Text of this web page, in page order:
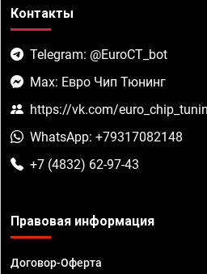
Контакты
Telegram: @EuroCT_bot
Max: Евро Чип Тюнинг
https://vk.com/
WhatsApp: +79317082148
+7 (4832) 62-97-43
Правовая информация
Договор-Оферта